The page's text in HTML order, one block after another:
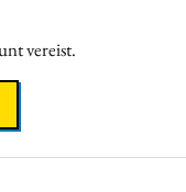
vereist.